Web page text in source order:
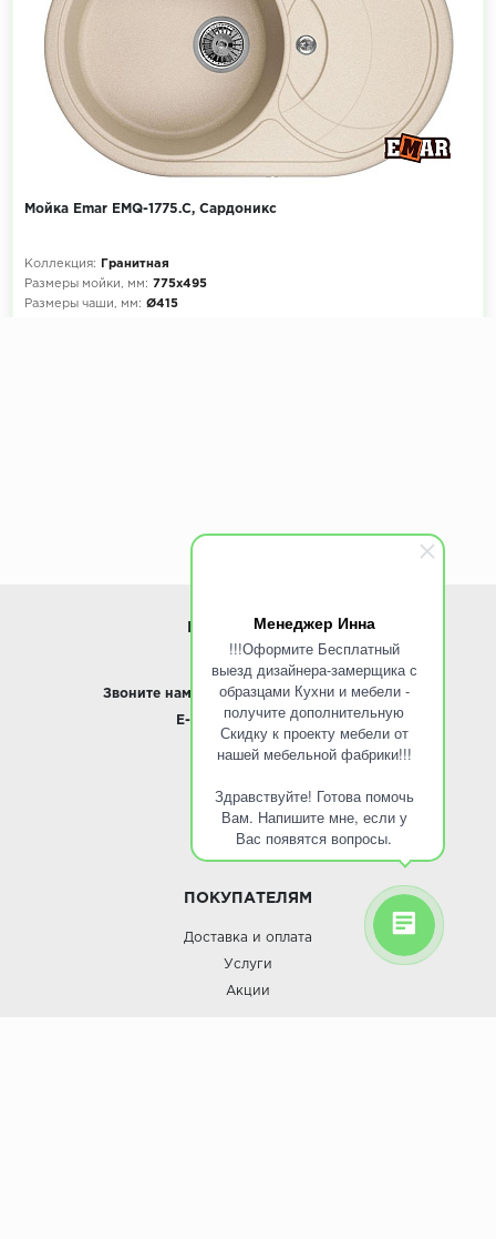
Менеджер Инна
!!!Оформите Бесплатный
выезд дизайнера-замерщика с
образцами Кухни и мебели -
получите дополнительную
Скидку к проекту мебели от
нашей мебельной фабрики!!!
Здравствуйте! Готова помочь
Вам. Напишите мне, если у
Вас появятся вопросы.
Мойка Emar EMQ-1775.C, Сардоникс
Коллекция:
Гранитная
Размеры мойки, мм: 775х495
Размеры чаши, мм: Ø415
ИНФОРМАЦИЯ
www.ROINST.ru
Звоните нам: 8 495 797-10-50 / Whatsapp
E-mail: info@roinst.ru
О КОМПАНИИ
О компании
ПОКУПАТЕЛЯМ
Доставка и оплата
Услуги
Акции